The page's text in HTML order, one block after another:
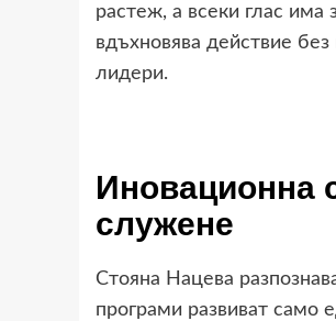
растеж, а всеки глас
вдъхновява действие
лидери.
Иновационна
служене
Стояна Нацева
програми развиват само